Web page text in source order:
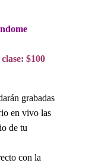
$100
grabadas
en vivo las
de tu
con la